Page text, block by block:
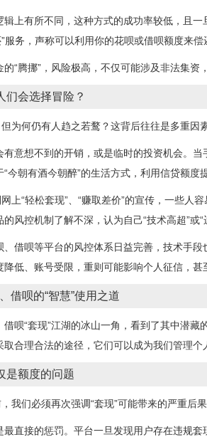
上有所不同，这种方式的成功率较低，且
服务，声称可以利用你的花呗或借呗额度来
“腾挪”，风险极高，不仅可能涉及非法集资
们会选择冒险？
为何仍有人趋之若鹜？这背后往往是多重因
意想不到的开销，或是临时的投资机会。
今朝有酒今朝醉”的生活方式，利用信贷额度
上“轻松套现”、“赚取差价”的宣传，一些
风控机制了解不深，认为自己“技术高超”或
借呗等平台的风控体系日益完善，技术手
低、账号受限，重则可能影响个人征信，甚
借呗的“智慧”使用之道
借呗“套现”江湖的冰山一角，看到了其中潜
合理合法的途径，它们可以成为我们管理个
是额度的问题
我们必须再次强调“套现”可能带来的严重后果
直接的惩罚。平台一旦发现用户存在违规